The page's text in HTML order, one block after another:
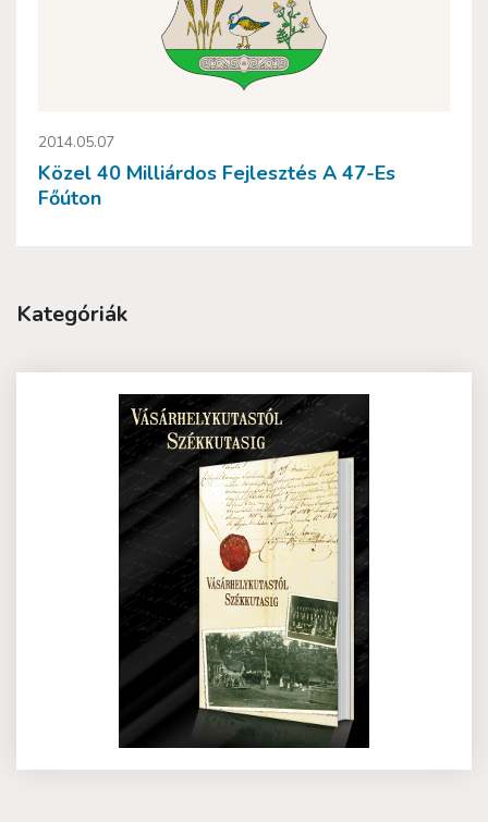
2014.05.07
Közel 40 Milliárdos Fejlesztés A 47-Es
Főúton
Kategóriák